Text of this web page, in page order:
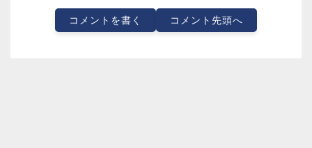
コメントを書く コメント先頭へ